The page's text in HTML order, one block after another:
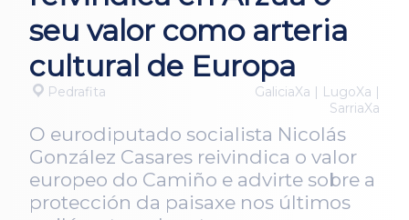
seu valor como arteria
cultural de Europa
Pedrafita
GaliciaXa | LugoXa |
SarriaXa
O eurodiputado socialista Nicolás
González Casares reivindica o valor
europeo do Camiño e advirte sobre a
protección da paisaxe nos últimos